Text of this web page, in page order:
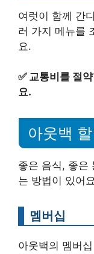
여럿이 함께 간
러 가지 메뉴를
요.
✅ 교통비를 절
요.
아웃백
좋은 음식, 좋은
는 방법이 있어
멤버십
아웃백의 멤버